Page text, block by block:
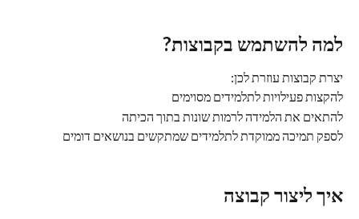
למה להשתמש בקבוצות?
יצרת קבוצות עוזרת לכן:
להקצות פעילויות לתלמידים מסוימים
להתאים את הלמידה לרמות שונות בתוך הכיתה
לספק תמיכה ממוקדת לתלמידים שמתקשים בנושאים דומים
איך ליצור קבוצה